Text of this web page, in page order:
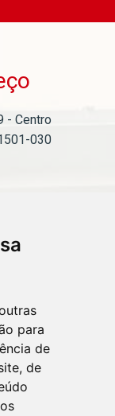
para
de
de
- Centro
030